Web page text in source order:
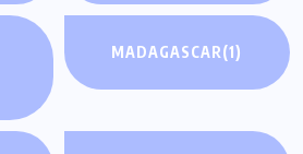
MADAGASCAR(1)